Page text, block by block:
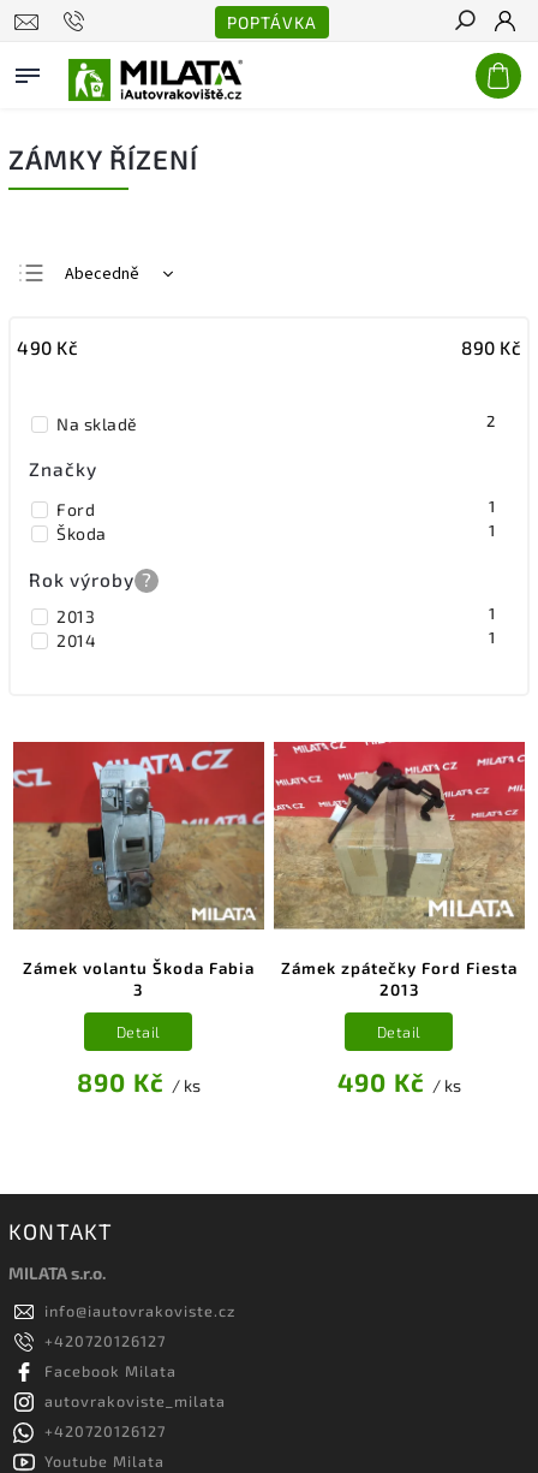
POPTÁVKA
Hledat
ZÁMKY ŘÍZENÍ
Abecedně
Nejdražší
490 Kč 890 Kč
Na skladě 2
Značky
Ford 1
Škoda 1
Rok výroby ?
2013 1
2014 1
Zámek volantu Škoda Fabia
3
890 Kč / ks
Detail
Zámek zpátečky Ford Fiesta
2013
490 Kč / ks
Detail
KONTAKT
MILATA s.r.o.
info@iautovrakoviste.cz
+420720126127
Facebook Milata
autovrakoviste_milata
+420720126127
Youtube Milata